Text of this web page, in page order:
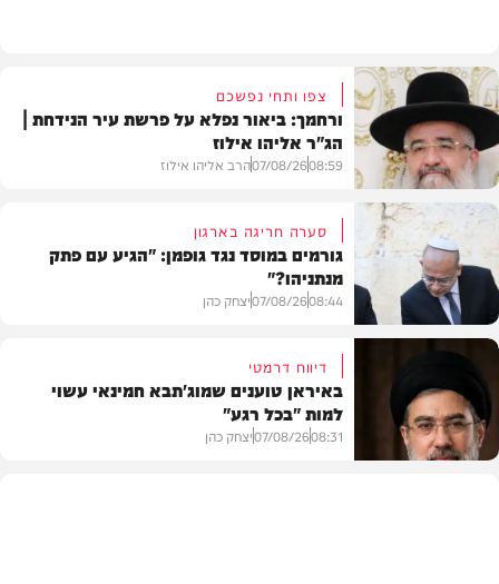
וידאו
צפו ותחי נפשכם
ורחמך: ביאור נפלא על פרשת עיר הנידחת |
הג"ר אליהו אילוז
08:59
07/08/26הרב אליהו אילוז
צבא וביטחון
סערה חריגה בארגון
גורמים במוסד נגד גופמן: "הגיע עם פתק
מנתניהו?"
08:44
07/08/26יצחק כהן
דיווח דרמטי
באיראן טוענים שמוג'תבא חמינאי עשוי
למות "בכל רגע"
08:31
07/08/26יצחק כהן